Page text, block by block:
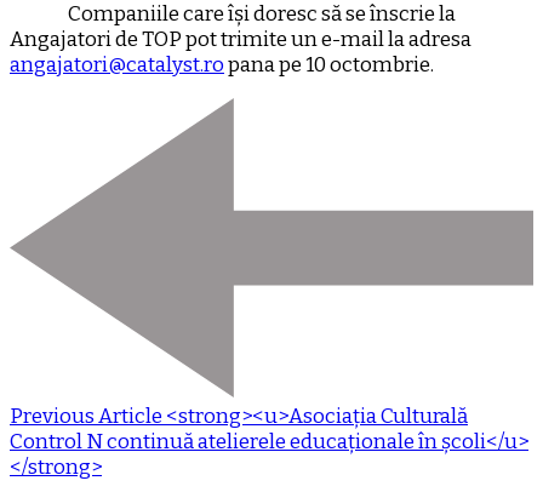
Companiile care își doresc să se înscrie la
Angajatori de TOP pot trimite un e-mail la adresa
angajatori@catalyst.ropana pe 10 octombrie.
Previous Article <strong><u>Asociația Culturală
Control N continuă atelierele educaționale în școli</u>
</strong>